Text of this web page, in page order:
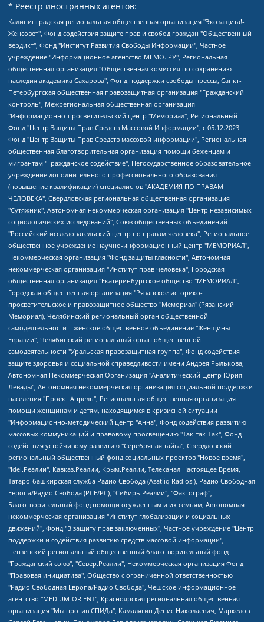
* Реестр иностранных агентов:
Калининградская региональная общественная организация "Экозащита!-Женсовет", Фонд содействия защите прав и свобод граждан "Общественный вердикт", Фонд "Институт Развития Свободы Информации", Частное учреждение "Информационное агентство МЕМО. РУ", Региональная общественная организация "Общественная комиссия по сохранению наследия академика Сахарова", Фонд поддержки свободы прессы, Санкт-Петербургская общественная правозащитная организация "Гражданский контроль", Межрегиональная общественная организация "Информационно-просветительский центр "Мемориал", Региональный Фонд "Центр Защиты Прав Средств Массовой Информации", с 05.12.2023 Фонд "Центр Защиты Прав Средств массовой информации", Региональная общественная благотворительная организация помощи беженцам и мигрантам "Гражданское содействие", Негосударственное образовательное учреждение дополнительного профессионального образования (повышение квалификации) специалистов "АКАДЕМИЯ ПО ПРАВАМ ЧЕЛОВЕКА", Свердловская региональная общественная организация "Сутяжник", Автономная некоммерческая организация "Центр независимых социологических исследований", Союз общественных объединений "Российский исследовательский центр по правам человека", Региональное общественное учреждение научно-информационный центр "МЕМОРИАЛ", Некоммерческая организация "Фонд защиты гласности", Автономная некоммерческая организация "Институт прав человека", Городская общественная организация "Екатеринбургское общество "МЕМОРИАЛ", Городская общественная организация "Рязанское историко-просветительское и правозащитное общество "Мемориал" (Рязанский Мемориал), Челябинский региональный орган общественной самодеятельности – женское общественное объединение "Женщины Евразии", Челябинский региональный орган общественной самодеятельности "Уральская правозащитная группа", Фонд содействия защите здоровья и социальной справедливости имени Андрея Рылькова, Автономная Некоммерческая Организация "Аналитический Центр Юрия Левады", Автономная некоммерческая организация социальной поддержки населения "Проект Апрель", Региональная общественная организация помощи женщинам и детям, находящимся в кризисной ситуации "Информационно-методический центр "Анна", Фонд содействия развитию массовых коммуникаций и правовому просвещению "Так-так-Так", Фонд содействия устойчивому развитию "Серебряная тайга", Свердловский региональный общественный фонд социальных проектов "Новое время", "Idel.Реалии", Кавказ.Реалии, Крым.Реалии, Телеканал Настоящее Время, Татаро-башкирская служба Радио Свобода (Azatliq Radiosi), Радио Свободная Европа/Радио Свобода (PCE/PC), "Сибирь.Реалии", "Фактограф", Благотворительный фонд помощи осужденным и их семьям, Автономная некоммерческая организация "Институт глобализации и социальных движений", Фонд "В защиту прав заключенных", Частное учреждение "Центр поддержки и содействия развитию средств массовой информации", Пензенский региональный общественный благотворительный фонд "Гражданский союз", "Север.Реалии", Некоммерческая организация Фонд "Правовая инициатива", Общество с ограниченной ответственностью "Радио Свободная Европа/Радио Свобода", Чешское информационное агентство "MEDIUM-ORIENT", Красноярская региональная общественная организация "Мы против СПИДа", Камалягин Денис Николаевич, Маркелов Сергей Евгеньевич, Пономарев Лев Александрович, Савицкая Людмила Алексеевна, Автономная некоммерческая организация "Центр по работе с проблемой насилия "НАСИЛИЮ.НЕТ", Межрегиональный профессиональный союз работников здравоохранения "Альянс врачей", Юридическое лицо, зарегистрированное в Латвийской Республике, SIA "Medusa Project" (регистрационный номер 40103797863, дата регистрации 10.06.2014), Некоммерческая организация "Фонд по борьбе с коррупцией", Автономная некоммерческая организация "Институт права и публичной политики", Баданин Роман Сергеевич, Гликин Максим Александрович, Железнова Мария Михайловна, Лукьянова Юлия Сергеевна, Маетная Елизавета Витальевна, Маняхин Петр Борисович, Чуракова Ольга Владимировна, Ярош Юлия Петровна, Юридическое лицо "The Insider SIA", зарегистрированное в Риге, Латвийская Республика (дата регистрации 26.06.2015), являющееся администратором доменного имени интернет-издания "The Insider SIA", https://theins.ru, Постернак Алексей Евгеньевич, Рубин Михаил Аркадьевич, Анин Роман Александрович, Юридическое лицо Istories fonds, зарегистрированное в Латвийской Республике (регистрационный номер 50008295751, дата регистрации 24.02.2020), Великовский Дмитрий Александрович, Долинина Ирина Николаевна, Мароховская Алеся Алексеевна, Шлейнов Роман Юрьевич, Шмагун Олеся Валентиновна, Общество с ограниченной ответственностью "Альтаир 2021", Общество с ограниченной ответственностью "Вега 2021", Общество с ограниченной ответственностью "Главный редактор 2021", Общество с ограниченной ответственностью "Ромашки монолит", Важенков Артем Валерьевич, Ивановская областная общественная организация "Центр гендерных исследований", Гурман Юрий Альбертович, Медиапроект "ОВД-Инфо", Егоров Владимир Владимирович, Жилинский Владимир Александрович, Общество с ограниченной ответственностью "ЗП", Иванова София Юрьевна, Карезина Инна Павловна, Кильтау Екатерина Викторовна, Петров Алексей Викторович, Пискунов Сергей Евгеньевич, Смирнов Сергей Сергеевич, Тихонов Михаил Сергеевич, Общество с ограниченной ответственностью "ЖУРНАЛИСТ-ИНОСТРАННЫЙ АГЕНТ", Арапова Галина Юрьевна, Вольтская Татьяна Анатольевна, Американская компания "Mason G.E.S. Anonymous Foundation" (США), являющаяся владельцем интернет-издания https://mnews.world/, Компания "Stichting Bellingcat", зарегистрированная в Нидерландах (дата регистрации 11.07.2018), Захаров Андрей Вячеславович, Клепиковская Екатерина Дмитриевна, Общество с ограниченной ответственностью "МЕМО", Перл Роман Александрович, Симонов Евгений Алексеевич, Соловьева Елена Анатольевна, Сотников Даниил Владимирович, Сурначева Елизавета Дмитриевна, Автономная некоммерческая организация по защите прав человека и информированию населения "Якутия – Наше Мнение", Общество с ограниченной ответственностью "Москоу диджитал медиа", с 26.01.2023 Общество с ограниченной ответственностью "Чайка Белые сады", Ветошкина Валерия Валерьевна, Заговора Максим Александрович, Межрегиональное общественное движение "Российская ЛГБТ - сеть", Оленичев Максим Владимирович, Павлов Иван Юрьевич, Скворцова Елена Сергеевна, Общество с ограниченной ответственностью "Как бы инагент", Кочетков Игорь Викторович, Общество с ограниченной ответственностью "Честные выборы", Еланчик Олег Александрович, Общество с ограниченной ответственностью "Нобелевский призыв", Гималова Регина Эмилевна, Григорьев Андрей Валерьевич, Григорьева Алина Александровна, Ассоциация по содействию защите прав призывников, альтернативнослужащих и военнослужащих "Правозащитная группа "Гражданин.Армия.Право", Хисамова Регина Фаритовна, Автономная некоммерческая организация по реализации социально-правовых программ "Лилит", Дальневосточное общественное движение "Маяк", Санкт-Петербургская ЛГБТ-инициативная группа "Выход", Инициативная группа ЛГБТ+ "Реверс", Алексеев Андрей Викторович, Бекбулатова Таисия Львовна, Беляев Иван Михайлович, Владыкина Елена Сергеевна, Гельман Марат Александрович, Никульшина Вероника Юрьевна, Толоконникова Надежда Андреевна, Шендерович Виктор Анатольевич, Общество с ограниченной ответственностью "Данное сообщение", Общество с ограниченной ответственностью Издательский дом "Новая глава", Айнбиндер Александра Александровна, Московский комьюнити-центр для ЛГБТ+инициатив, Благотворительный фонд развития филантропии, Deutsche Welle (Германия, Kurt-Schumacher-Strasse 3, 53113 Bonn), Борзунова Мария Михайловна, Воробьев Виктор Викторович, Голубева Анна Львовна, Константинова Алла Михайловна, Малкова Ирина Владимировна, Мурадов Мурад Абдулгалимович, Осетинская Елизавета Николаевна, Понасенков Евгений Николаевич, Ганапольский Матвей Юрьевич, Киселев Евгений Алексеевич, Борухович Ирина Григорьевна, Дремин Иван Тимофеевич, Дубровский Дмитрий Викторович, Красноярская региональная общественная организация поддержки и развития альтернативных образовательных технологий и межкультурных коммуникаций "ИНТЕРРА", Маяковская Екатерина Алексеевна, Фейгин Марк Захарович, Филимонов Андрей Викторович, Дзугкоева Регина Николаевна, Доброхотов Роман Александрович, Дудь Юрий Александрович, Елкин Сергей Владимирович, Кругликов Кирилл Игоревич, Сабунаева Мария Леонидовна, Семенов Алексей Владимирович, Шаинян Карен Багратович, Шульман Екатерина Михайловна, Асафьев Артур Валерьевич, Вахштайн Виктор Семенович, Венедиктов Алексей Алексеевич, Лушникова Екатерина Евгеньевна, Волков Леонид Михайлович, Невзоров Александр Глебович, Пархоменко Сергей Борисович, Сироткин Ярослав Николаевич, Кара-Мурза Владимир Владимирович, Баранова Наталья Владимировна, Гозман Леонид Яковлевич, Кагарлицкий Борис Юльевич, Климарев Михаил Валерьевич, Милов Владимир Станиславович, Автономная некоммерческая организация Краснодарский центр современного искусства "Типография", Моргенштерн Алишер Тагирович, Соболь Любовь Эдуардовна, Общество с ограниченной ответственностью "ЛИЗА НОРМ", Каспаров Гарри Кимович, Ходорковский Михаил Борисович, Общество с ограниченной ответственностью "Апрельские тезисы", Данилович Ирина Брониславовна, Кашин Олег Владимирович, Петров Николай Владимирович, Пивоваров Алексей Владимирович, Соколов Михаил Владимирович, Цветкова Юлия Владимировна, Чичваркин Евгений Александрович, Комитет против пыток/Команда против пыток, Общество с ограниченной ответственностью "Первый научный", Общество с ограниченной ответственностью "Вертолет и ко", Белоцерковская Вероника Борисовна, Кац Максим Евгеньевич, Лазарева Татьяна Юрьевна, Шаведдинов Руслан Табризович, Яшин Илья Валерьевич, Общество с ограниченной ответственностью "Иноагент ААВ", Алешковский Дмитрий Петрович, Альбац Евгения Марковна, Быков Дмитрий Львович, Галямина Юлия Евгеньевна, Лойко Сергей Леонидович, Мартынов Кирилл Константинович, Медведев Сергей Александрович, Крашенинников Федор Геннадиевич, Гордеева Катерина Вл